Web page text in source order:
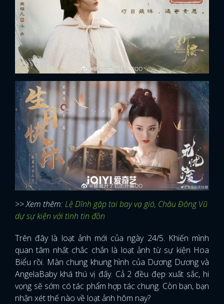
>> Xem thêm:Lệ Dĩnh gặp tai bay vạ gió, Châu Đông Vũ
dự sự kiện với tình tin đồn
Trên đây là loạt ảnh mới của ngày 24/5. Khiến mình
quan tâm nhất chắc chắn là loạt ảnh từ sự kiện Hoa
Biểu rồi. Màn chung khung hình của Dương Dương và
AngelaBaby khá thú vị đấy. Cả 2 đều đẹp xuất sắc, hi
vọng sẽ sớm có tác phẩm hợp tác chung. Còn bạn, bạn
nhận xét thế nào về loạt ảnh hôm nay?